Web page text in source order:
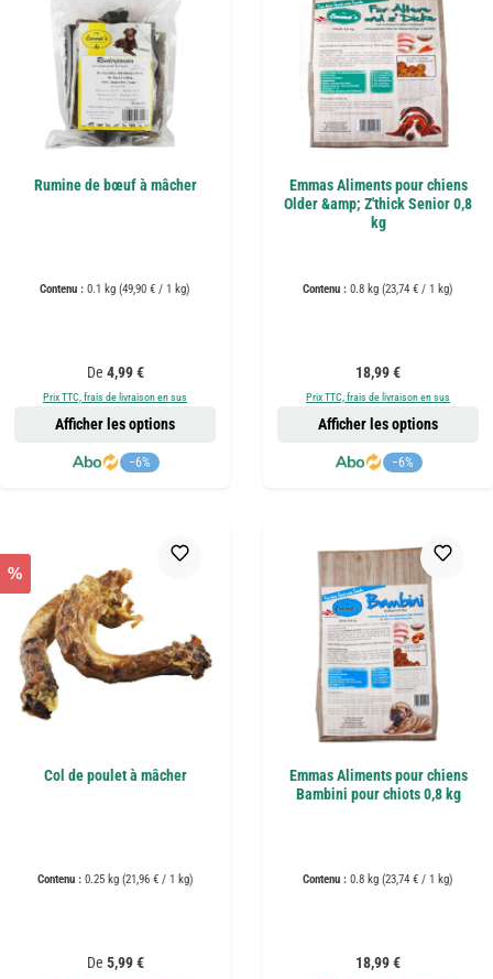
Rumine de bœuf à mâcher
Contenu : 0.1 kg (49,90 € / 1 kg)
Prix régulier :
De 4,99 €
Prix TTC, frais de livraison en sus
−6%
Afficher les options
Emmas Aliments pour chiens
Older &amp; Z'thick Senior 0,8
kg
Contenu : 0.8 kg (23,74 € / 1 kg)
Prix régulier :
18,99 €
Prix TTC, frais de livraison en sus
−6%
Afficher les options
%
Col de poulet à mâcher
Contenu : 0.25 kg (21,96 € / 1 kg)
Prix régulier :
De 5,99 €
Emmas Aliments pour chiens
Bambini pour chiots 0,8 kg
Contenu : 0.8 kg (23,74 € / 1 kg)
Prix régulier :
18,99 €